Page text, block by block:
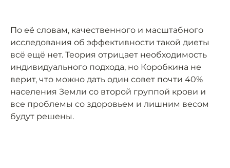
По её словам, качественного и масштабного
исследования об эффективности такой диеты
всё ещё нет. Теория отрицает необходимость
индивидуального подхода, но Коробкина не
верит, что можно дать один совет почти 40%
населения Земли со второй группой крови и
все проблемы со здоровьем и лишним весом
будут решены.